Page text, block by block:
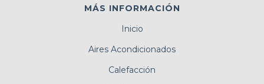
MÁS INFORMACIÓN
Inicio
Aires Acondicionados
Calefacción